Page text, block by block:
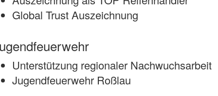
Global Trust Auszeichnung
Unterstützung regionaler Nachwuchsarbeit
Jugendfeuerwehr Roßlau